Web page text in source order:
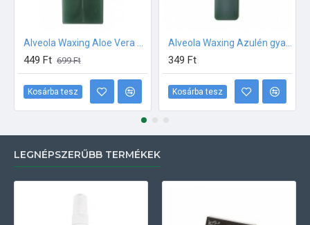
449 Ft 699 Ft
Kosárba tesz
349 Ft
Kosárba tesz
LEGNÉPSZERŰBB TERMÉKEK